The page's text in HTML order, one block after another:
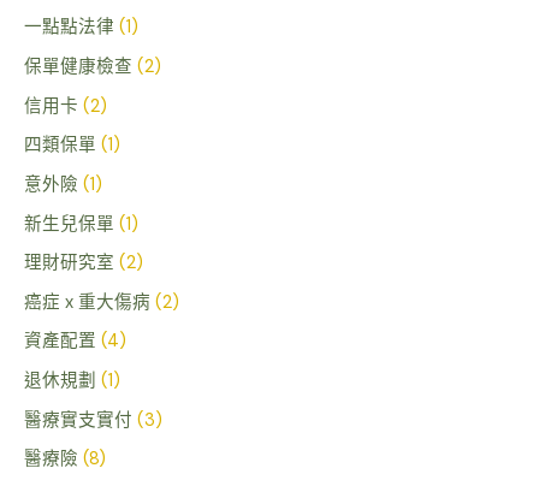
字
:
一點點法律 (1)
保單健康檢查 (2)
信用卡 (2)
四類保單 (1)
意外險 (1)
新生兒保單 (1)
理財研究室 (2)
癌症 x 重大傷病 (2)
資產配置 (4)
退休規劃 (1)
醫療實支實付 (3)
醫療險 (8)